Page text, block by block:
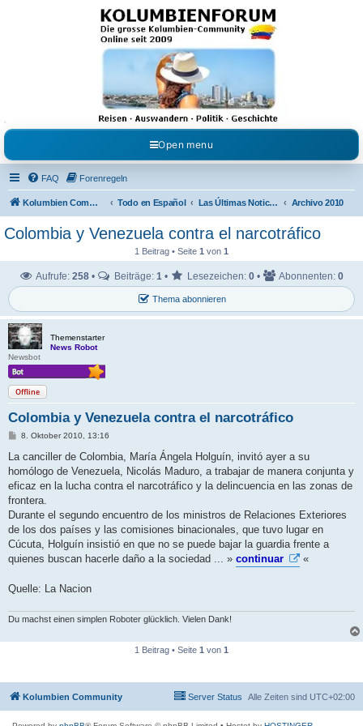
Kolumbienforum - Das
grosse Forum der
Freunde Kolumbiens
Reisen, Auswandern, Kultur, Politik, Geschichte und Visum in Kolumbien und Venezuela.
Austausch, Erfahrungen und Gemeinschaft im Kolumbienforum
Open menu
FAQ Forenregeln
Kolumbien Community Todo en Español Las Últimas Noticias en Español Archivo 2010
Colombia y Venezuela contra el narcotráfico
1 Beitrag • Seite 1 von 1
Thema abonnieren
Aufrufe: 258 • Beiträge: 1 • Lesezeichen: 0 • Abonnenten: 0
Themenstarter
News Robot
Newsbot
Offline
Colombia y Venezuela contra el narcotráfico
B
i
r
a
8. Oktober 2010, 13:16
La canciller de Colombia, María Ángela Holguín, invitó ayer a su
homólogo de Venezuela, Nicolás Maduro, a trabajar de manera conjunta y
eficaz en la lucha contra el narcotráfico y la delincuencia en las zonas de
frontera.
Durante el segundo encuentro de los ministros de Relaciones Exteriores
de los dos países y las comisiones binacionales, que tuvo lugar en
Cúcuta, Holguín insistió en que no se puede bajar la guardia frente a
quienes buscan hacerle daño a la sociedad ... » continuar «
Quelle: La Nacion
Du machst einen simplen Roboter glücklich. Vielen Dank!
1 Beitrag • Seite 1 von 1
Kolumbien Community Alle Zeiten sind UTC+02:00
Server Status